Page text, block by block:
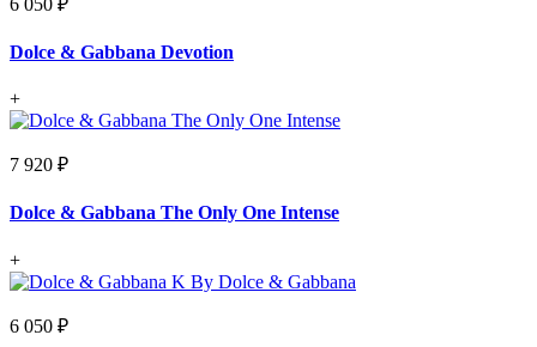
Dolce & Gabbana Devotion
+
7 920 ₽
Dolce & Gabbana The Only One Intense
+
6 050 ₽